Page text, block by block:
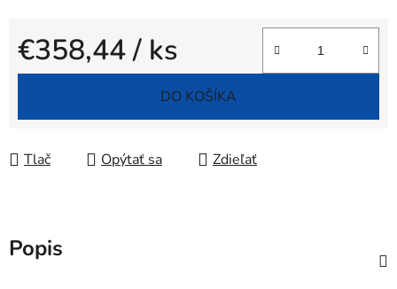
€358,44/ ks
Jednotková cena:
DO KOŠÍKA
Tlač Opýtať sa Zdieľať
Popis